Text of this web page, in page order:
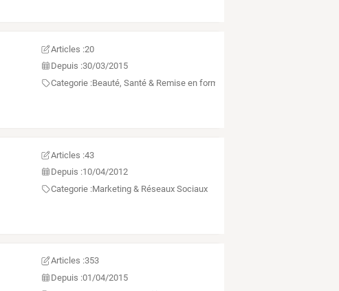
Articles :20
Depuis :30/03/2015
Categorie :Beauté, Santé & Remise en forme
Articles :43
Depuis :10/04/2012
Categorie :Marketing & Réseaux Sociaux
Articles :353
Depuis :01/04/2015